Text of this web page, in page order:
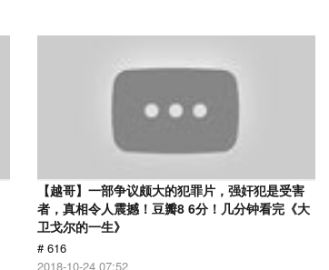
【越哥】一部争议颇大的犯罪片，强奸犯是受害
者，真相令人震撼！豆瓣8 6分！几分钟看完《大
卫戈尔的一生》
# 616
2018-10-24 07:52